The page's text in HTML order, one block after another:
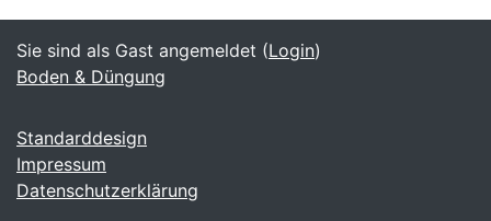
Sie sind als Gast angemeldet (Login)
Boden & Düngung
Standarddesign
Impressum
Datenschutzerklärung